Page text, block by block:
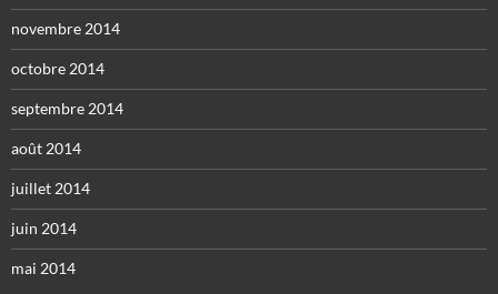
novembre 2014
octobre 2014
septembre 2014
août 2014
juillet 2014
juin 2014
mai 2014